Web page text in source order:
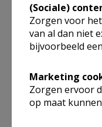
Google
José Roelant
Huis ten Halve 41
(Sociale)
Zorgen voor
van al dan niet
bijvoorbeeld
Marketing
Zorgen ervoor
op maat